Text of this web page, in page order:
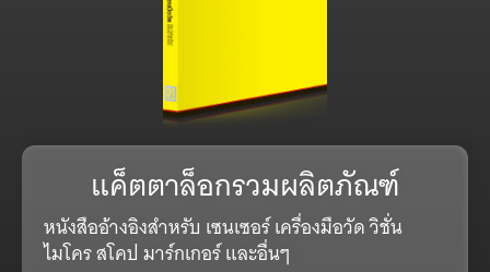
แค็ตตาล็อกรวมผลิตภัณฑ์
หนังสืออ้างอิงสำหรับ เซนเซอร์ เครื่องมือวัด วิชั่น
ไมโคร สโคป มาร์กเกอร์ และอื่นๆ